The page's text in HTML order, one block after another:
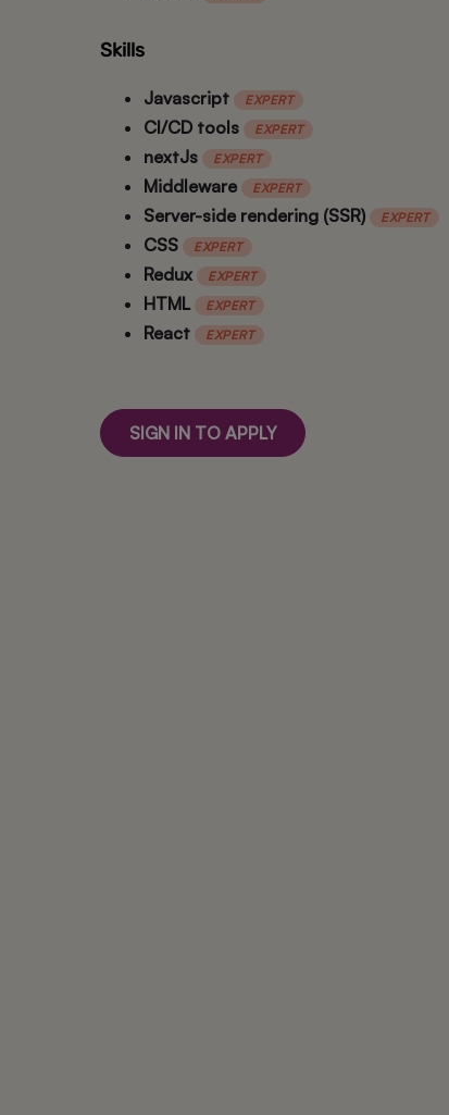
Skills
Javascript EXPERT
CI/CD tools EXPERT
nextJs EXPERT
Middleware EXPERT
Server-side rendering (SSR) EXPERT
CSS EXPERT
Redux EXPERT
HTML EXPERT
React EXPERT
SIGN IN TO APPLY